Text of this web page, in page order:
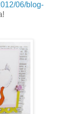
06/blog-